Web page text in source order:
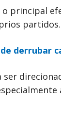
principal
partidos.
derrubar
ser